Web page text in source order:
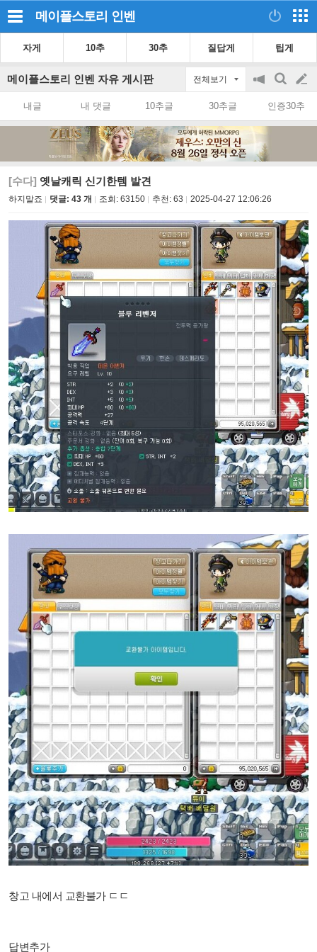
메이플스토리 인벤
자게 10추 30추 질답게 팁게
메이플스토리 인벤 자유 게시판 전체보기
공
on/off
검
색
글
쓰
내글 내 댓글 10추글 30추글 인증30추
[수다] 옛날캐릭 신기한템 발견
하지말죠 댓글: 43 개 조회: 63150 추천: 63 2025-04-27 12:06:26
창고 내에서 교환불가 ㄷㄷ
답변추가